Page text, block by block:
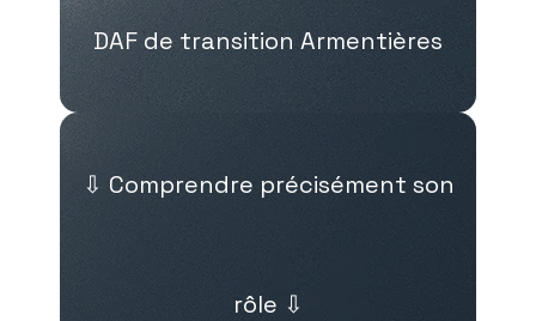
DAF de transition Armentières
⇩ Comprendre précisément son
rôle ⇩